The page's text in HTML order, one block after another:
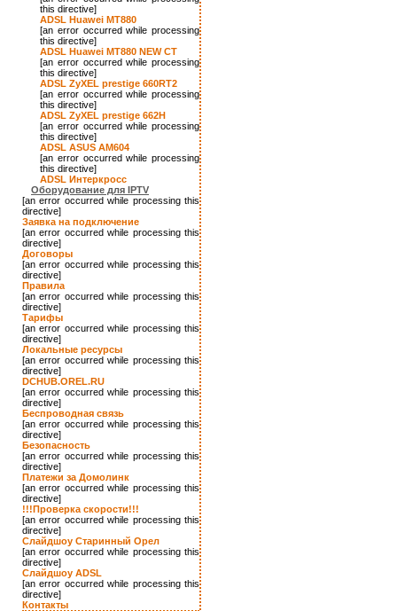
this directive]
ADSL Huawei MT880
[an error occurred while processing
this directive]
ADSL Huawei MT880 NEW CT
[an error occurred while processing
this directive]
ADSL ZyXEL prestige 660RT2
[an error occurred while processing
this directive]
ADSL ZyXEL prestige 662H
[an error occurred while processing
this directive]
ADSL ASUS AM604
[an error occurred while processing
this directive]
ADSL Интеркросс
Оборудование для IPTV
[an error occurred while processing this
directive]
Заявка на подключение
[an error occurred while processing this
directive]
Договоры
[an error occurred while processing this
directive]
Правила
[an error occurred while processing this
directive]
Тарифы
[an error occurred while processing this
directive]
Локальные ресурсы
[an error occurred while processing this
directive]
DCHUB.OREL.RU
[an error occurred while processing this
directive]
Беспроводная связь
[an error occurred while processing this
directive]
Безопасность
[an error occurred while processing this
directive]
Платежи за Домолинк
[an error occurred while processing this
directive]
!!!Проверка скорости!!!
[an error occurred while processing this
directive]
Слайдшоу Старинный Орел
[an error occurred while processing this
directive]
Слайдшоу ADSL
[an error occurred while processing this
directive]
Контакты